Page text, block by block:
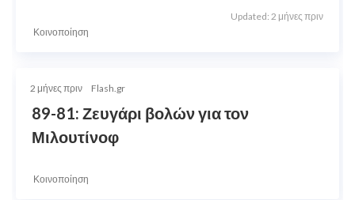
Updated: 2 μήνες πριν
Κοινοποίηση
2 μήνες πριν Flash.gr
89-81: Ζευγάρι βολών για τον
Μιλουτίνοφ
Κοινοποίηση